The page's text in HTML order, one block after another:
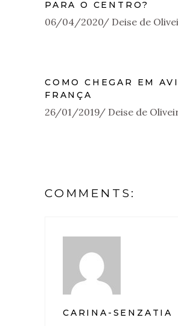
PARA O CENTRO?
06/04/2020 Deise de
COMO CHEGAR EM
FRANÇA
26/01/2019 Deise de
COMMENTS:
CARINA-SENZATIA